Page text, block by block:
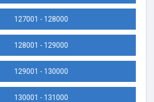
127001 - 128000
128001 - 129000
129001 - 130000
130001 - 131000